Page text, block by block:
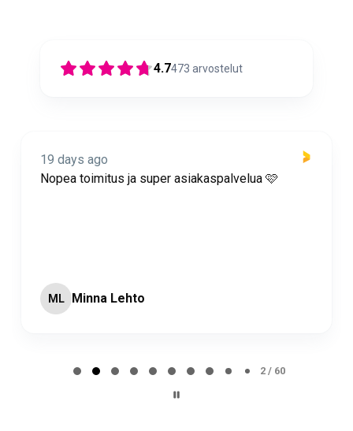
4.7473 arvostelut
19 days ago
Nopea toimitus ja super asiakaspalvelua 🩷
ML Minna Lehto
2 / 60